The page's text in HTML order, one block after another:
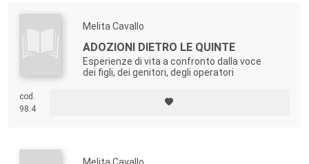
Melita Cavallo
ADOZIONI DIETRO LE QUINTE
Esperienze di vita a confronto dalla voce
dei figli, dei genitori, degli operatori
cod.
98.4